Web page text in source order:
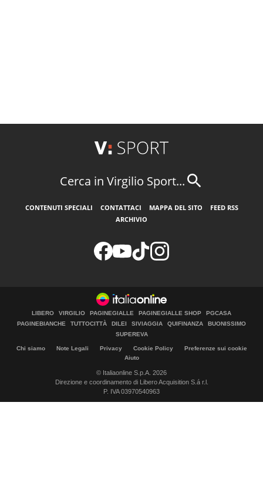
Cerca in Virgilio Sport...
CONTENUTI SPECIALI CONTATTACI MAPPA DEL SITO
FEED RSS
ARCHIVIO
LIBERO VIRGILIO PAGINEGIALLE PAGINEGIALLE SHOP
PGCASA
PAGINEBIANCHE
TUTTOCITTÀ DILEI SIVIAGGIA QUIFINANZA
BUONISSIMO
SUPEREVA
Chi siamo Note Legali Privacy Cookie Policy
Preferenze sui cookie
Aiuto
© Italiaonline S.p.A. 2026
Direzione e coordinamento di Libero Acquisition S.á r.l.
P. IVA 03970540963